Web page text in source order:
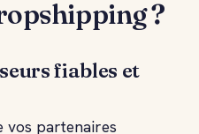
?
fiables et
vos partenaires